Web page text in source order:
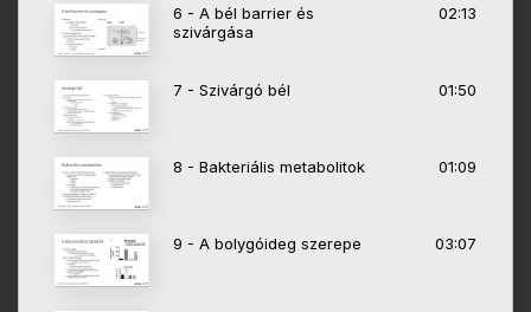
6 - A bél barrier és
szivárgása
02:13
7 - Szivárgó bél 01:50
8 - Bakteriális metabolitok 01:09
9 - A bolygóideg szerepe 03:07